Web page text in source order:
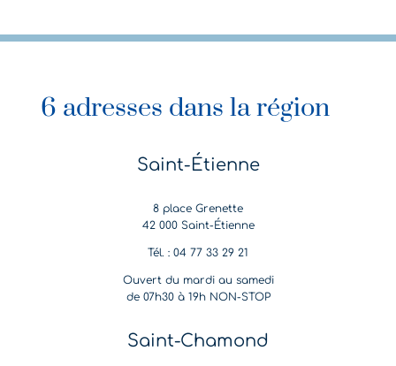
6 adresses dans la région
Saint-Étienne
8 place Grenette
42 000 Saint-Étienne
Tél. : 04 77 33 29 21
Ouvert du mardi au samedi
de 07h30 à 19h NON-STOP
Saint-Chamond